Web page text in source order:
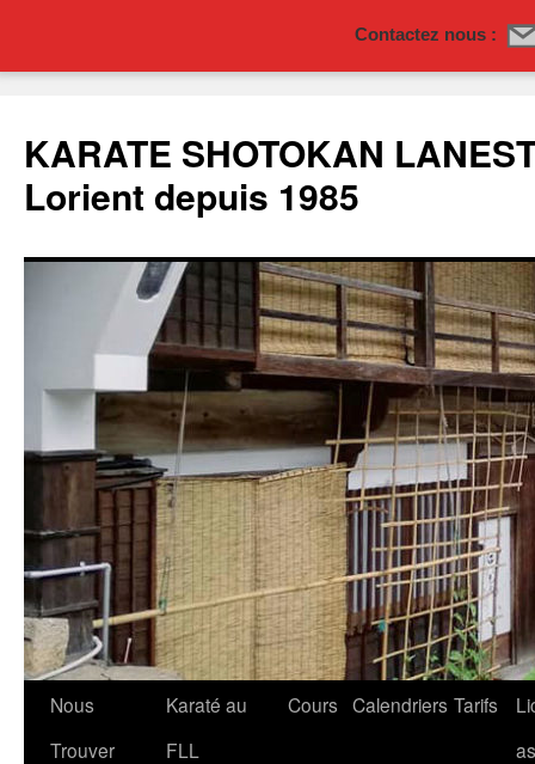
Contactez nous :
contenu
KARATE SHOTOKAN
Lorient depuis 1985
Nous
Trouver
Karaté au
FLL
Cours Calendriers Tarifs